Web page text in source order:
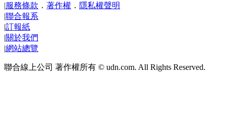
|服務條款 ． 著作權 ． 隱私權聲明
|聯合報系
|訂報紙
|關於我們
|網站總覽
聯合線上公司 著作權所有 © udn.com. All Rights Reserved.